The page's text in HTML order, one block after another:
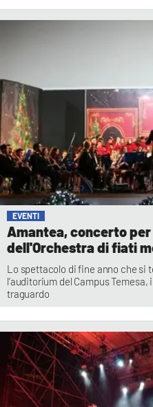
APPLE
EVENTI
Amantea, concerto
dell'Orchestra di fiati
Lo spettacolo di fine anno che si
l’auditorium del Campus
traguardo